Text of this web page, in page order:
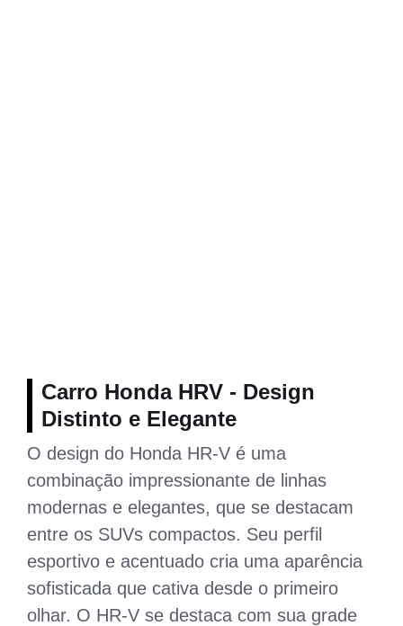
Carro Honda HRV - Design
Distinto e Elegante
O design do Honda HR-V é uma
combinação impressionante de linhas
modernas e elegantes, que se destacam
entre os SUVs compactos. Seu perfil
esportivo e acentuado cria uma aparência
sofisticada que cativa desde o primeiro
olhar. O HR-V se destaca com sua grade